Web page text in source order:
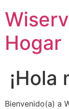
Hogar
¡Hola
Bienvenido(a) a